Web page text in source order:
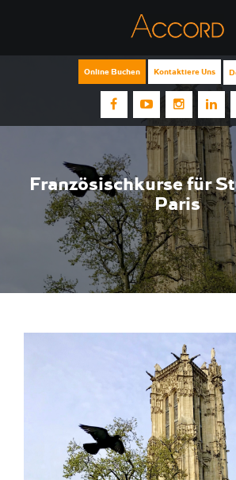
Online Buchen Kontaktiere Uns
Französischkurse für
Paris